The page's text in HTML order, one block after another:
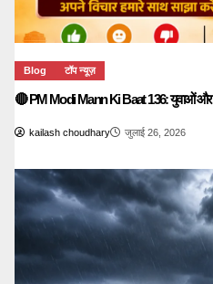
Blog टॉप न्यूज़
🔴 PM Modi Mann Ki Baat 136: युवाओं और
kailash choudhary जुलाई 26, 2026